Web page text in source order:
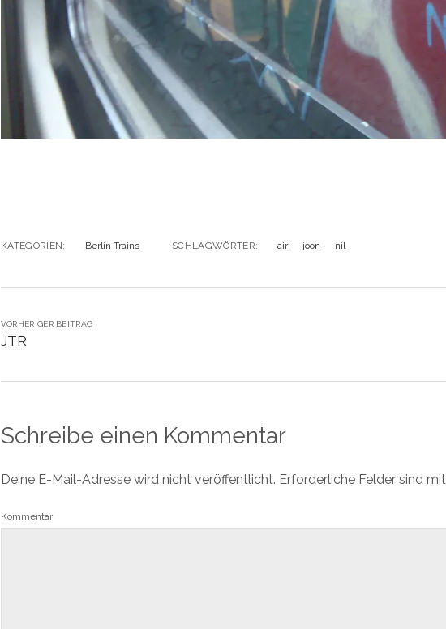
KATEGORIEN: Berlin Trains SCHLAGWÖRTER: air joon nil
VORHERIGER BEITRAG
JTR
Schreibe einen Kommentar
Deine E-Mail-Adresse wird nicht veröffentlicht. Erforderliche Felder sind mit
Kommentar